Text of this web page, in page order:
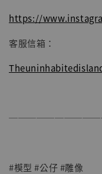
https://
客服信箱：
#模型 #公仔 #雕像